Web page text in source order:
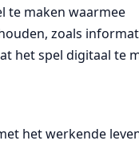
te maken waarmee
zoals
het spel digitaal te
het werkende